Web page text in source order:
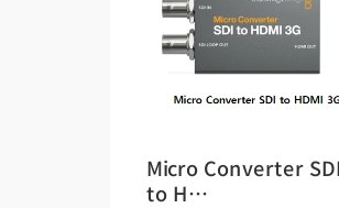
Micro Converter SDI
to H…